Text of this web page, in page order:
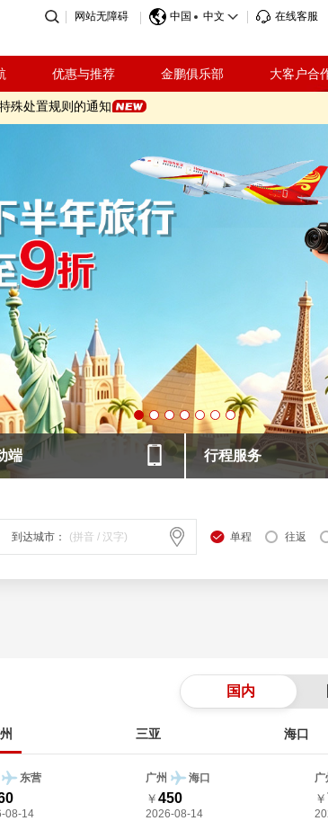
网站无障碍 中国 中文 在线客服
优惠与推荐 金鹏俱乐部 大客户合
抽奖活动规则（2026.07.21-2026.09.08）
活动规则（2026.07.21-2026.09.08）
示
特殊票务处理规定的通知
殊处置规则的通知
南航空部分航班调整的温馨提示
调整的通知
抽奖活动规则（2026.07.21-2026.09.08）
活动规则（2026.07.21-2026.09.08）
示
特殊票务处理规定的通知
殊处置规则的通知
南航空部分航班调整的温馨提示
调整的通知
抽奖活动规则（2026.07.21-2026.09.08）
活动规则（2026.07.21-2026.09.08）
示
特殊票务处理规定的通知
殊处置规则的通知
端 行程服务
到达城市： 单程 往返
国内
三亚 海口
东营
08-14
广州 海口
￥450
2026-08-14
广
￥